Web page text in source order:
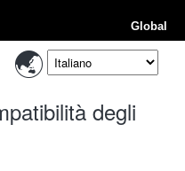
Global
degli